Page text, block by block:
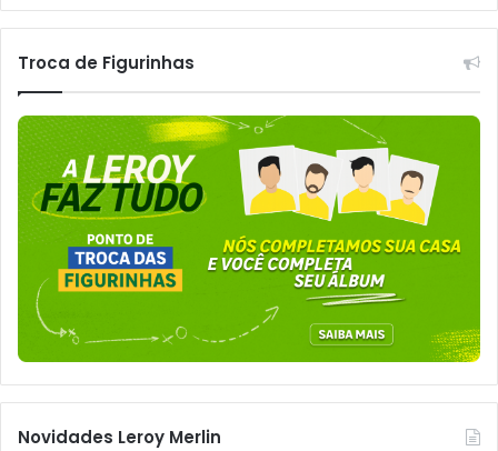
Troca de Figurinhas
Novidades Leroy Merlin